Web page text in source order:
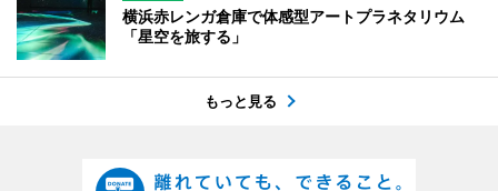
横浜赤レンガ倉庫で体感型アートプラネタリウム
「星空を旅する」
もっと見る